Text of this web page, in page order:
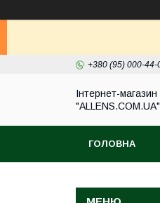
+380 (95) 000-44-
Інтернет-магазин
"ALLENS.COM.UA"
ГОЛОВНА